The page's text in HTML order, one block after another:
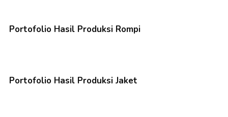
Portofolio Hasil Produksi Rompi
Portofolio Hasil Produksi Jaket